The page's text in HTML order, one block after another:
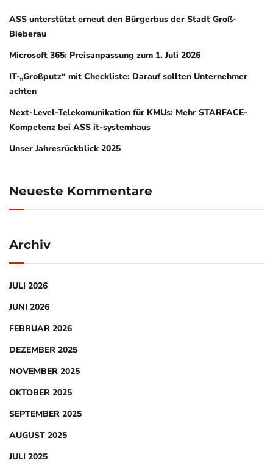
ASS unterstützt erneut den Bürgerbus der Stadt Groß-
Bieberau
Microsoft 365: Preisanpassung zum 1. Juli 2026
IT-„Großputz“ mit Checkliste: Darauf sollten Unternehmer
achten
Next-Level-Telekomunikation für KMUs: Mehr STARFACE-
Kompetenz bei ASS it-systemhaus
Unser Jahresrückblick 2025
Neueste Kommentare
Archiv
JULI 2026
JUNI 2026
FEBRUAR 2026
DEZEMBER 2025
NOVEMBER 2025
OKTOBER 2025
SEPTEMBER 2025
AUGUST 2025
JULI 2025